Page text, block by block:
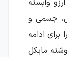
وابسته
جسمی و
ادامه
مایکل